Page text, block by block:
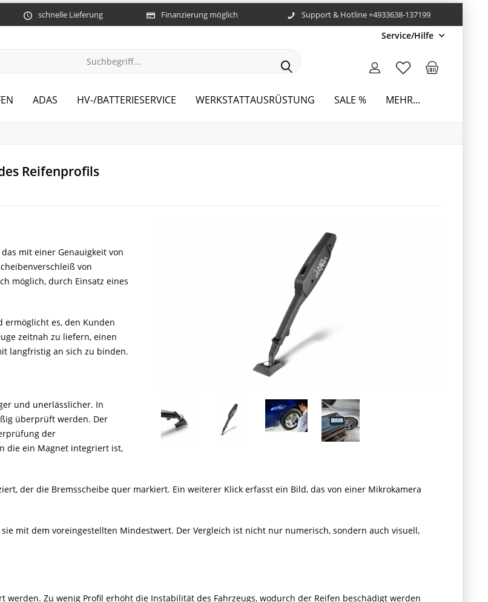
schnelle Lieferung Finanzierung möglich Support & Hotline +4933638-137199
Service/Hilfe
ADAS HV-/BATTERIESERVICE WERKSTATTAUSRÜSTUNG SALE % MEHR...
Reifenprofils
das mit einer Genauigkeit von
von
möglich, durch Einsatz eines
ermöglicht es, den Kunden
zeitnah zu liefern, einen
langfristig an sich zu binden.
und unerlässlicher. In
überprüft werden. Der
der
die ein Magnet integriert ist,
der die Bremsscheibe quer markiert. Ein weiterer Klick erfasst ein Bild, das von einer Mikrokamera
sie mit dem voreingestellten Mindestwert. Der Vergleich ist nicht nur numerisch, sondern auch visuell,
Zu wenig Profil erhöht die Instabilität des Fahrzeugs, wodurch der Reifen beschädigt werden